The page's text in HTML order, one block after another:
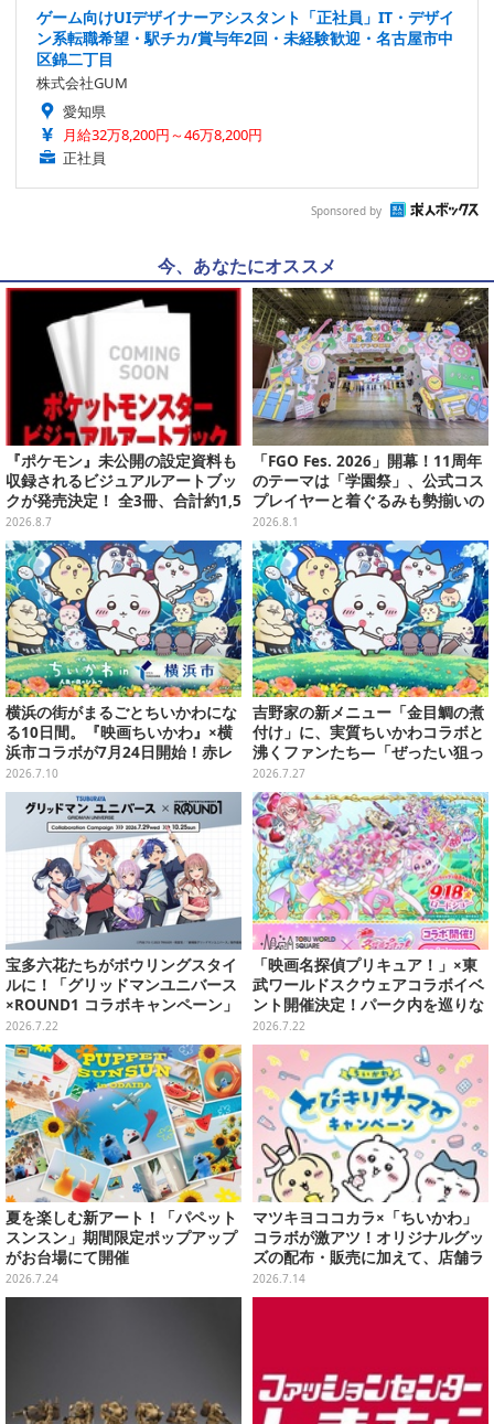
ゲーム向けUIデザイナーアシスタント「正社員」IT・デザイ
ン系転職希望・駅チカ/賞与年2回・未経験歓迎・名古屋市中
区錦二丁目
株式会社GUM
愛知県
月給32万8,200円～46万8,200円
正社員
Sponsored by
今、あなたにオススメ
『ポケモン』未公開の設定資料も
収録されるビジュアルアートブッ
クが発売決定！ 全3冊、合計約1,5
00ページの大ボリュームでシリー
ズ30年を振り返る
2026.8.7
「FGO Fes. 2026」開幕！11周年
のテーマは「学園祭」、公式コス
プレイヤーと着ぐるみも勢揃いの
カルデア学園はお祭り一色
2026.8.1
横浜の街がまるごとちいかわにな
る10日間。『映画ちいかわ』×横
浜市コラボが7月24日開始！赤レ
ンガにコスモワールド、夜は特別
花火まで
2026.7.10
吉野家の新メニュー「金目鯛の煮
付け」に、実質ちいかわコラボと
沸くファンたち―「ぜったい狙っ
ただろ！」「映画公開のタイミン
グで妙だな？」
2026.7.27
宝多六花たちがボウリングスタイ
ルに！「グリッドマンユニバース
×ROUND1 コラボキャンペーン」
開催決定、企画やグッズ販売を実
施
2026.7.22
「映画名探偵プリキュア！」×東
武ワールドスクウェアコラボイベ
ント開催決定！パーク内を巡りな
がらデフォルメフィギュア「ぷり
きゅ～と」を探そう
2026.7.22
夏を楽しむ新アート！「パペット
スンスン」期間限定ポップアップ
がお台場にて開催
2026.7.24
マツキヨココカラ×「ちいかわ」
コラボが激アツ！オリジナルグッ
ズの配布・販売に加えて、店舗ラ
ッピングや”花火打ち上げ”まで盛
り沢山
2026.7.14